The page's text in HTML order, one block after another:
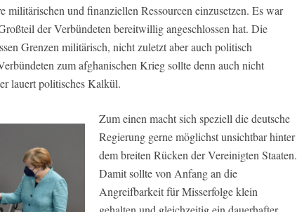
militärischen und finanziellen Ressourcen einzusetzen. Es war
der Verbündeten bereitwillig angeschlossen hat. Die
Grenzen militärisch, nicht zuletzt aber auch politisch
zum afghanischen Krieg sollte denn auch nicht
lauert politisches Kalkül.
Zum einen macht sich speziell die deutsche
Regierung gerne möglichst unsichtbar hinter
dem breiten Rücken der Vereinigten Staaten.
Damit sollte von Anfang an die
Angreifbarkeit für Misserfolge klein